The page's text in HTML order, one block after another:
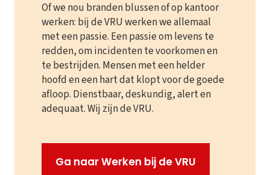
Of we nou branden blussen of op kantoor
werken: bij de VRU werken we allemaal
met een passie. Een passie om levens te
redden, om incidenten te voorkomen en
te bestrijden. Mensen met een helder
hoofd en een hart dat klopt voor de goede
afloop. Dienstbaar, deskundig, alert en
adequaat. Wij zijn de VRU.
Ga naar Werken bij de VRU